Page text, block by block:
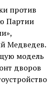
против
Партии
Медведев.
модель
дворов